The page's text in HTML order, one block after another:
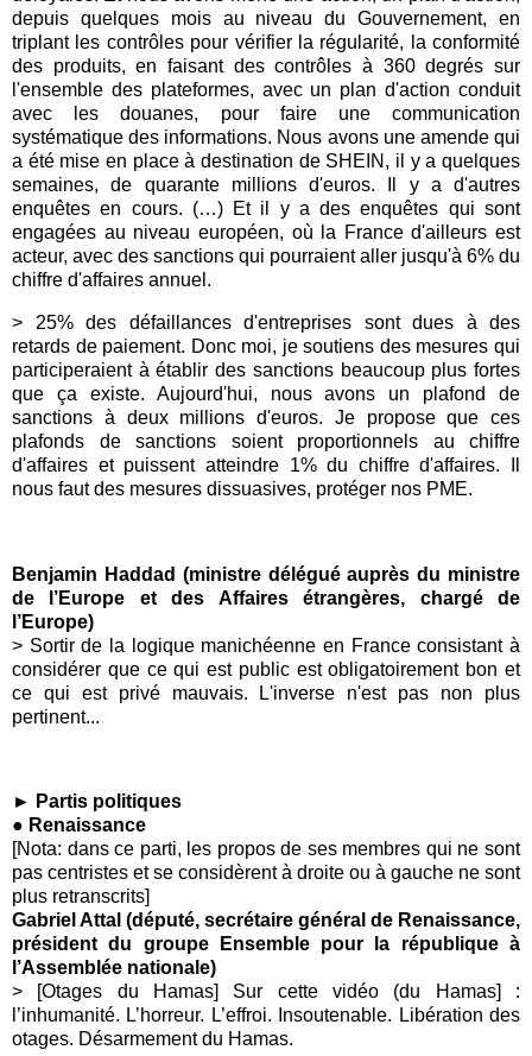
depuis quelques mois au niveau du Gouvernement, en
triplant les contrôles pour vérifier la régularité, la conformité
des produits, en faisant des contrôles à 360 degrés sur
l'ensemble des plateformes, avec un plan d'action conduit
avec les douanes, pour faire une communication
systématique des informations. Nous avons une amende qui
a été mise en place à destination de SHEIN, il y a quelques
semaines, de quarante millions d'euros. Il y a d'autres
enquêtes en cours. (…) Et il y a des enquêtes qui sont
engagées au niveau européen, où la France d'ailleurs est
acteur, avec des sanctions qui pourraient aller jusqu'à 6% du
chiffre d'affaires annuel.
> 25% des défaillances d'entreprises sont dues à des
retards de paiement. Donc moi, je soutiens des mesures qui
participeraient à établir des sanctions beaucoup plus fortes
que ça existe. Aujourd'hui, nous avons un plafond de
sanctions à deux millions d'euros. Je propose que ces
plafonds de sanctions soient proportionnels au chiffre
d'affaires et puissent atteindre 1% du chiffre d'affaires. Il
nous faut des mesures dissuasives, protéger nos PME.
Benjamin Haddad (ministre délégué auprès du ministre
de l’Europe et des Affaires étrangères, chargé de
l’Europe)
> Sortir de la logique manichéenne en France consistant à
considérer que ce qui est public est obligatoirement bon et
ce qui est privé mauvais. L'inverse n'est pas non plus
pertinent...
► Partis politiques
● Renaissance
[Nota: dans ce parti, les propos de ses membres qui ne sont
pas centristes et se considèrent à droite ou à gauche ne sont
plus retranscrits]
Gabriel Attal (député, secrétaire général de Renaissance,
président du groupe Ensemble pour la république à
l’Assemblée nationale)
> [Otages du Hamas] Sur cette vidéo (du Hamas] :
l’inhumanité. L’horreur. L’effroi. Insoutenable. Libération des
otages. Désarmement du Hamas.